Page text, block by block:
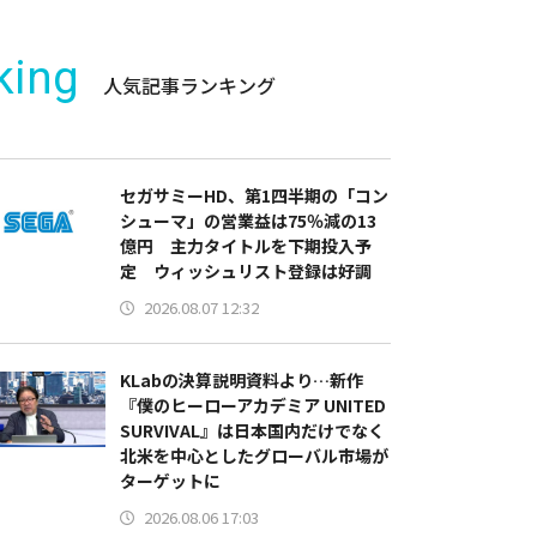
人気記事ランキング
セガサミーHD、第1四半期の「コン
シューマ」の営業益は75％減の13
億円 主力タイトルを下期投入予
定 ウィッシュリスト登録は好調
2026.08.07 12:32
KLabの決算説明資料より…新作
『僕のヒーローアカデミア UNITED
SURVIVAL』は日本国内だけでなく
北米を中心としたグローバル市場が
ターゲットに
2026.08.06 17:03